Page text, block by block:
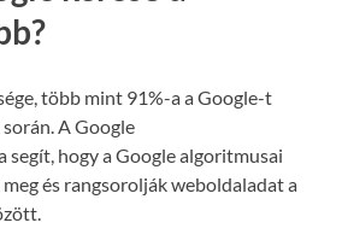
több mint 91%-a a Google-t
A Google
segít, hogy a Google algoritmusai
és rangsorolják weboldaladat a